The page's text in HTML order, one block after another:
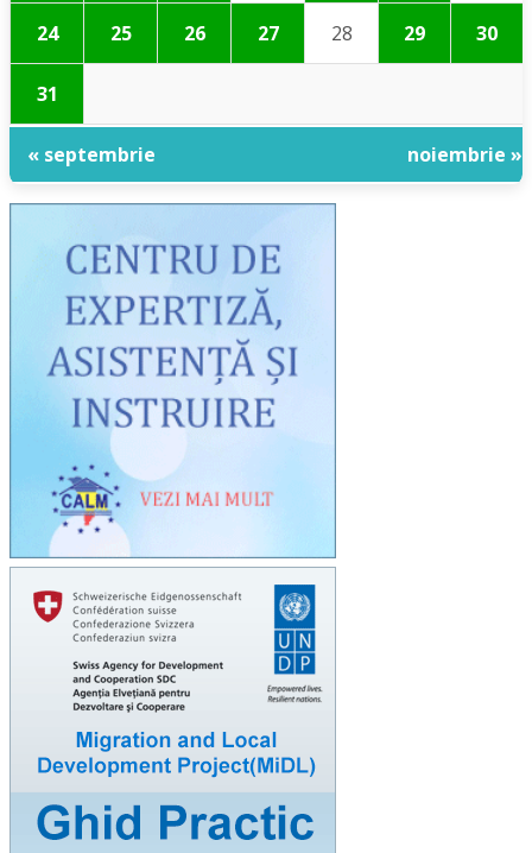
24 25 26 27 28 29 30
31
« septembrie noiembrie »